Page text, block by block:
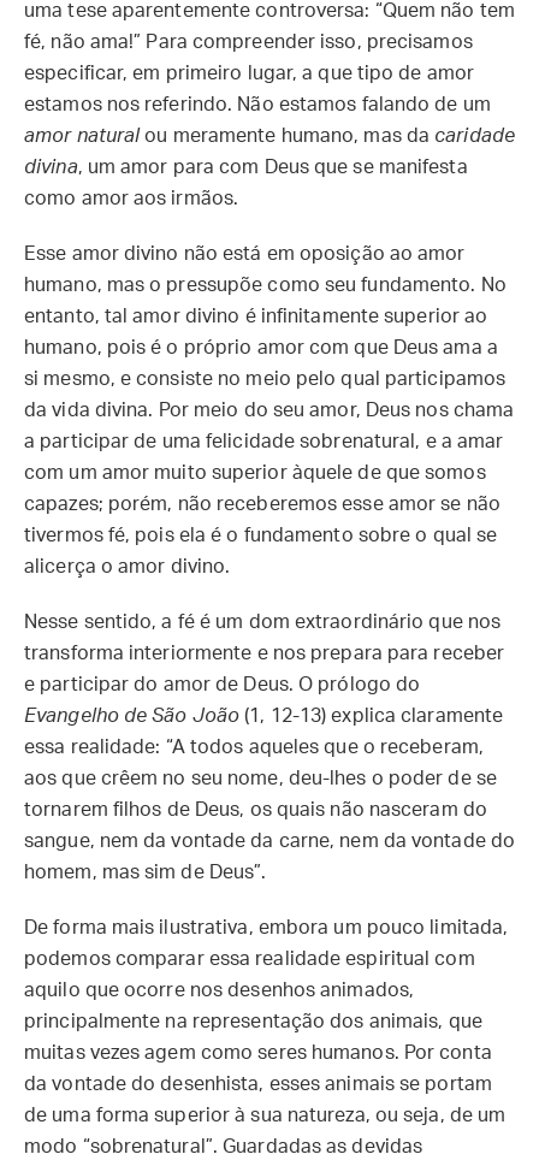
uma tese aparentemente controversa: “Quem não tem
fé, não ama!” Para compreender isso, precisamos
especificar, em primeiro lugar, a que tipo de amor
estamos nos referindo. Não estamos falando de um
amor natural ou meramente humano, mas da caridade
divina, um amor para com Deus que se manifesta
como amor aos irmãos.
Esse amor divino não está em oposição ao amor
humano, mas o pressupõe como seu fundamento. No
entanto, tal amor divino é infinitamente superior ao
humano, pois é o próprio amor com que Deus ama a
si mesmo, e consiste no meio pelo qual participamos
da vida divina. Por meio do seu amor, Deus nos chama
a participar de uma felicidade sobrenatural, e a amar
com um amor muito superior àquele de que somos
capazes; porém, não receberemos esse amor se não
tivermos fé, pois ela é o fundamento sobre o qual se
alicerça o amor divino.
Nesse sentido, a fé é um dom extraordinário que nos
transforma interiormente e nos prepara para receber
e participar do amor de Deus. O prólogo do
Evangelho de São João (1, 12-13) explica claramente
essa realidade: “A todos aqueles que o receberam,
aos que crêem no seu nome, deu-lhes o poder de se
tornarem filhos de Deus, os quais não nasceram do
sangue, nem da vontade da carne, nem da vontade do
homem, mas sim de Deus”.
De forma mais ilustrativa, embora um pouco limitada,
podemos comparar essa realidade espiritual com
aquilo que ocorre nos desenhos animados,
principalmente na representação dos animais, que
muitas vezes agem como seres humanos. Por conta
da vontade do desenhista, esses animais se portam
de uma forma superior à sua natureza, ou seja, de um
modo “sobrenatural”. Guardadas as devidas